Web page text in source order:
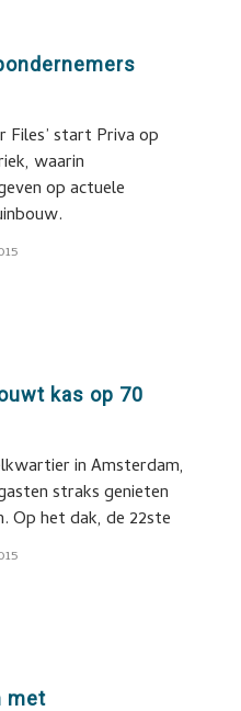
Files’ start Priva op
waarin
op actuele
kas op 70
in Amsterdam,
straks genieten
Op het dak, de 22ste
met